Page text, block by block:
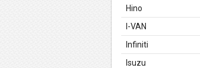
Hino
I-VAN
Infiniti
Isuzu